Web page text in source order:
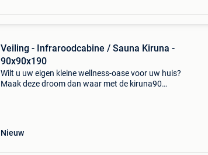
Veiling - Infraroodcabine / Sauna Kiruna -
90x90x190
Wilt u uw eigen kleine wellness-oase voor uw huis?
Maak deze droom dan waar met de kiruna90
Nieuw